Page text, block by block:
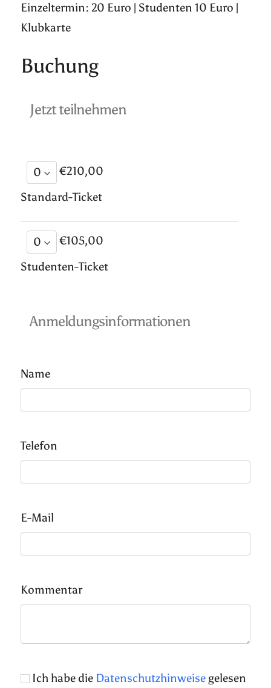
Einzeltermin: 20 Euro | Studenten 10 Euro |
Klubkarte
Buchung
Jetzt teilnehmen
€210,00
Standard-Ticket
€105,00
Studenten-Ticket
Anmeldungsinformationen
Name
Telefon
E-Mail
Kommentar
Ich habe die Datenschutzhinweise gelesen